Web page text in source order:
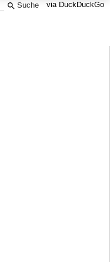
via DuckDuckGo